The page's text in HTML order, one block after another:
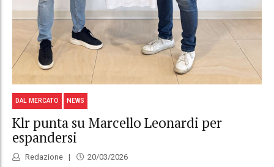
DAL MERCATO NEWS
Klr punta su Marcello Leonardi per
espandersi
Redazione 20/03/2026